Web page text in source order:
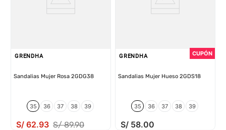
GRENDHA
Sandalias Mujer Rosa 2GDG38
35 36 37 38 39
S/ 62.93 S/ 89.90
GRENDHA
Sandalias Mujer Hueso 2GDS18
35 36 37 38 39
S/ 58.00